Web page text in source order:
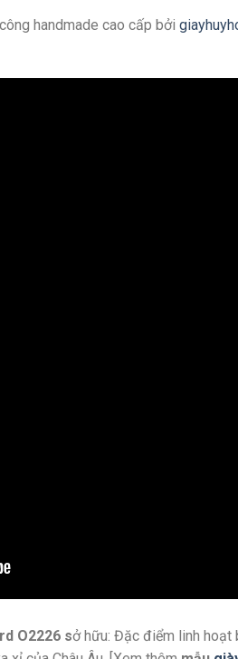
handmade cao cấp bởi
O2226 sở hữu: Đặc điểm linh hoạt